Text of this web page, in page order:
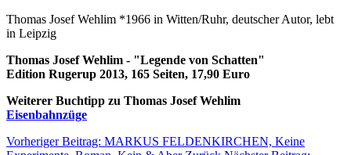
Thomas Josef Wehlim *1966 in Witten/Ruhr, deutscher Autor, lebt
in Leipzig
Thomas Josef Wehlim - "Legende von Schatten"
Edition Rugerup 2013, 165 Seiten, 17,90 Euro
Weiterer Buchtipp zu Thomas Josef Wehlim
Eisenbahnzüge
Vorheriger Beitrag: MARKUS FELDENKIRCHEN, Keine